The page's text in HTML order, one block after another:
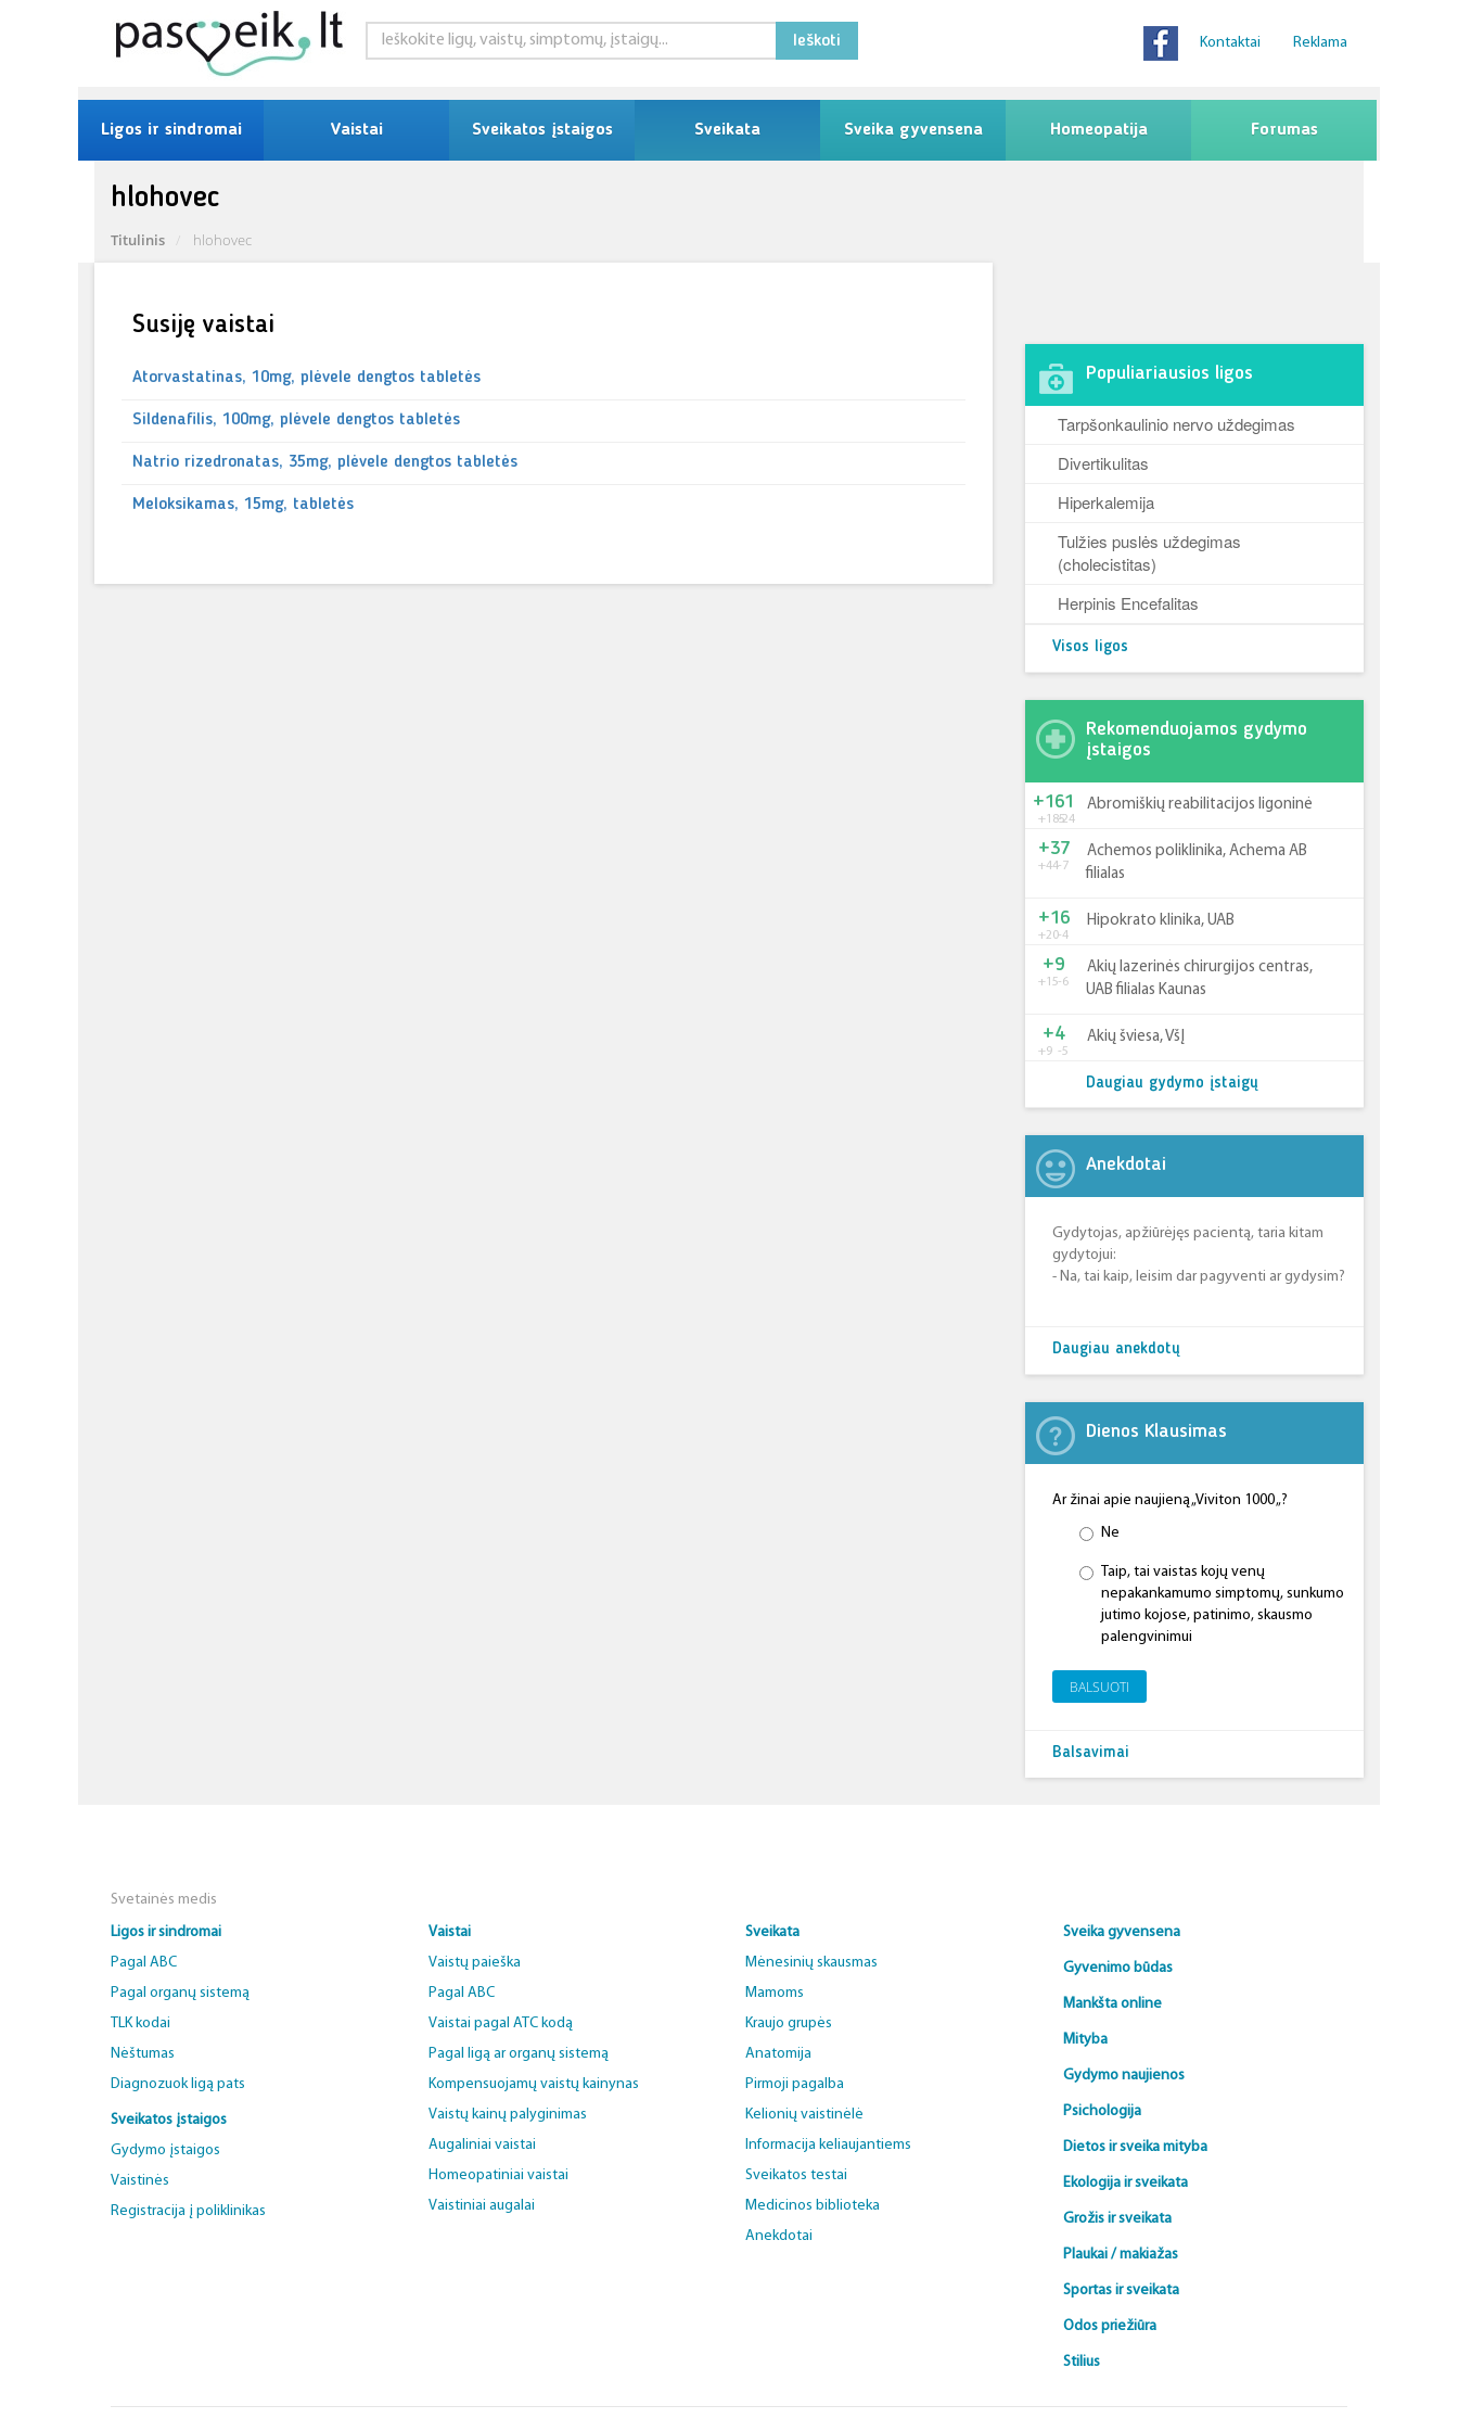
Ieškoti Kontaktai Reklama
Ligos ir sindromai Vaistai Sveikatos įstaigos Sveikata Sveika gyvensena Homeopatija Forumas
hlohovec
Titulinis hlohovec
Susiję vaistai
Atorvastatinas, 10mg, plėvele dengtos tabletės
Sildenafilis, 100mg, plėvele dengtos tabletės
Natrio rizedronatas, 35mg, plėvele dengtos tabletės
Meloksikamas, 15mg, tabletės
Populiariausios ligos
Tarpšonkaulinio nervo uždegimas
Divertikulitas
Hiperkalemija
Tulžies puslės uždegimas
(cholecistitas)
Herpinis Encefalitas
Visos ligos
Rekomenduojamos gydymo
įstaigos
+185-24
+161 Abromiškių reabilitacijos ligoninė
+44-7
+37
Achemos poliklinika, Achema AB
filialas
+20-4
+16 Hipokrato klinika, UAB
+15-6
+9
Akių lazerinės chirurgijos centras,
UAB filialas Kaunas
+9 -5
+4 Akių šviesa, VšĮ
Daugiau gydymo įstaigų
Anekdotai
Gydytojas, apžiūrėjęs pacientą, taria kitam
gydytojui:
- Na, tai kaip, leisim dar pagyventi ar gydysim?
Daugiau anekdotų
Dienos Klausimas
Ar žinai apie naujieną „Viviton 1000 „?
Ne
Taip, tai vaistas kojų venų
nepakankamumo simptomų, sunkumo
jutimo kojose, patinimo, skausmo
palengvinimui
BALSUOTI
Balsavimai
Svetainės medis
Ligos ir sindromai
Pagal ABC
Pagal organų sistemą
TLK kodai
Nėštumas
Diagnozuok ligą pats
Sveikatos įstaigos
Gydymo įstaigos
Vaistinės
Registracija į poliklinikas
Vaistai
Vaistų paieška
Pagal ABC
Vaistai pagal ATC kodą
Pagal ligą ar organų sistemą
Kompensuojamų vaistų kainynas
Vaistų kainų palyginimas
Augaliniai vaistai
Homeopatiniai vaistai
Vaistiniai augalai
Sveikata
Mėnesinių skausmas
Mamoms
Kraujo grupės
Anatomija
Pirmoji pagalba
Kelionių vaistinėlė
Informacija keliaujantiems
Sveikatos testai
Medicinos biblioteka
Anekdotai
Sveika gyvensena
Gyvenimo būdas
Mankšta online
Mityba
Gydymo naujienos
Psichologija
Dietos ir sveika mityba
Ekologija ir sveikata
Grožis ir sveikata
Plaukai / makiažas
Sportas ir sveikata
Odos priežiūra
Stilius